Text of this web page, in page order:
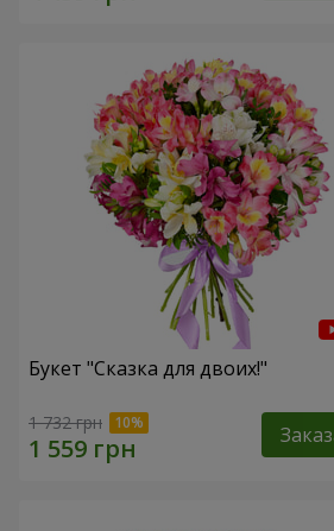
Букет "Сказка для двоих!"
1 732 грн